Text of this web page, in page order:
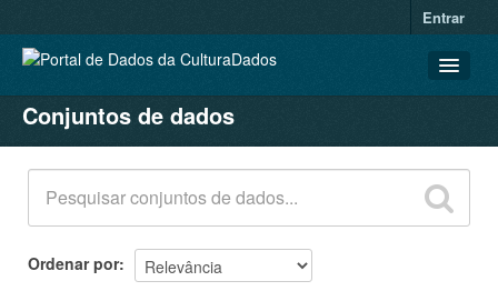
Entrar
CONJUNTOS DE DADOS
ORGANIZAÇÕES
GRUPOS
SOBRE
Conjuntos de dados
Ordenar por